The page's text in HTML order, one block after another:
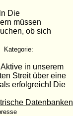
Die
müssen
ob sich
Kategorie:
in unserem
Streit über eine
erfolgreich! Die
Datenbanken